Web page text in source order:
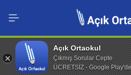
Açık Ortaokul
Çıkmış Sorular Cepte
ÜCRETSİZ - Google Play'de